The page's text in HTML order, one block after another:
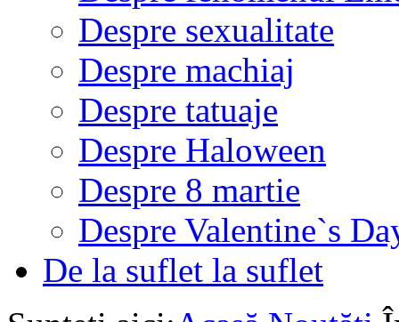
Despre sexualitate
Despre machiaj
Despre tatuaje
Despre Haloween
Despre 8 martie
Despre Valentine`s
De la suflet la suflet